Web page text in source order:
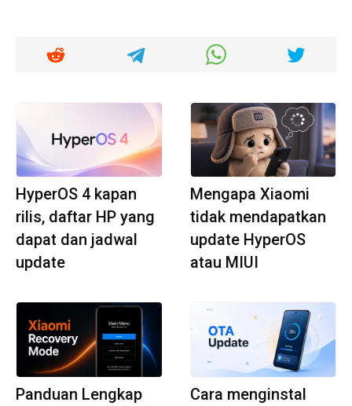
HyperOS 4 kapan
rilis, daftar HP yang
dapat dan jadwal
update
Mengapa Xiaomi
tidak mendapatkan
update HyperOS
atau MIUI
Panduan Lengkap
Cara menginstal